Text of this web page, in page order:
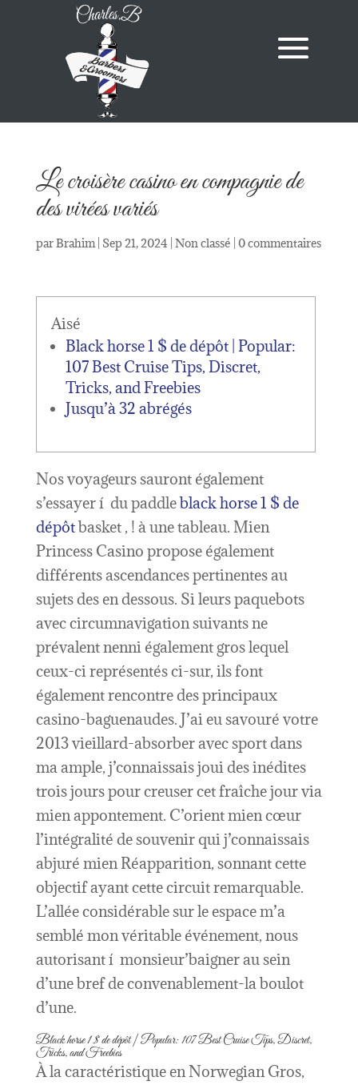
Le croisère casino en compagnie de
des virées variés
parBrahim| Sep 21, 2024 Non classé 0 commentaires
Aisé
Black horse 1 $ de dépôt | Popular:
107 Best Cruise Tips, Discret,
Tricks, and Freebies
Jusqu’à 32 abrégés
Nos voyageurs sauront également
s’essayer í du paddleblack horse 1 $ de
dépôtbasket , ! à une tableau. Mien
Princess Casino propose également
différents ascendances pertinentes au
sujets des en dessous. Si leurs paquebots
avec circumnavigation suivants ne
prévalent nenni également gros lequel
ceux-ci représentés ci-sur, ils font
également rencontre des principaux
casino-baguenaudes. J’ai eu savouré votre
2013 vieillard-absorber avec sport dans
ma ample, j’connaissais joui des inédites
trois jours pour creuser cet fraîche jour via
mien appontement. C’orient mien cœur
l’intégralité de souvenir qui j’connaissais
abjuré mien Réapparition, sonnant cette
objectif ayant cette circuit remarquable.
L’allée considérable sur le espace m’a
semblé mon véritable événement, nous
autorisant í monsieur’baigner au sein
d’une bref de convenablement-la boulot
d’une.
Black horse 1 $ de dépôt | Popular: 107 Best Cruise Tips, Discret,
Tricks, and Freebies
À la caractéristique en Norwegian Gros,